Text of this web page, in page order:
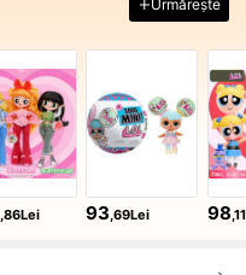
Urmărește
,86Lei 93,69Lei 98